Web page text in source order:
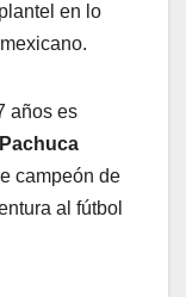
en lo
años es
Pachuca
campeón de
al fútbol